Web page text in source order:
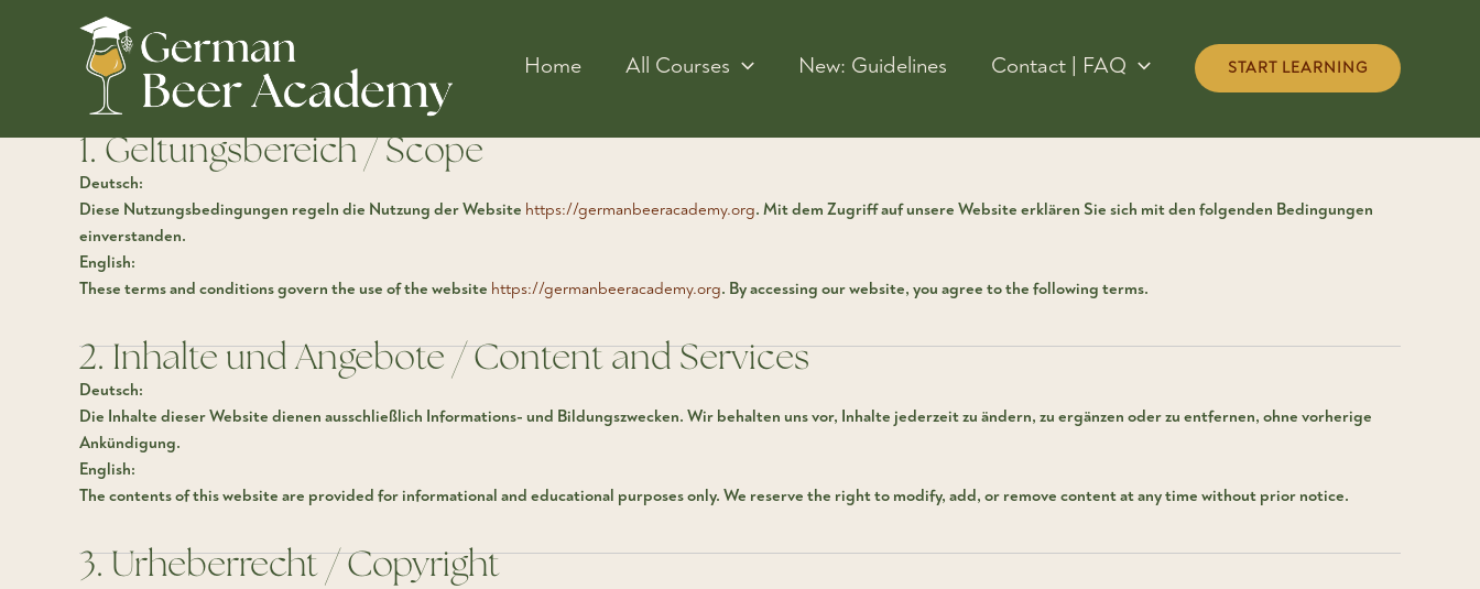
Home All Courses New: Guidelines Contact | FAQ START LEARNING
Terms of Use / Nutzungsbedingungen
Terms of Use / Nutzungsbedingungen
1. Geltungsbereich / Scope
Deutsch:
Diese Nutzungsbedingungen regeln die Nutzung der Website https://germanbeeracademy.org. Mit dem Zugriff auf unsere Website erklären Sie sich mit den folgenden Bedingungen
einverstanden.
English:
These terms and conditions govern the use of the website https://germanbeeracademy.org. By accessing our website, you agree to the following terms.
2. Inhalte und Angebote / Content and Services
Deutsch:
Die Inhalte dieser Website dienen ausschließlich Informations- und Bildungszwecken. Wir behalten uns vor, Inhalte jederzeit zu ändern, zu ergänzen oder zu entfernen, ohne vorherige
Ankündigung.
English:
The contents of this website are provided for informational and educational purposes only. We reserve the right to modify, add, or remove content at any time without prior notice.
3. Urheberrecht / Copyright